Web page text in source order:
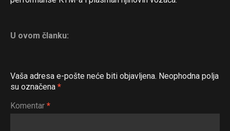
U ovom članku:
Vaša adresa e-pošte neće biti objavljena. Neophodna polja
su označena *
Komentar *